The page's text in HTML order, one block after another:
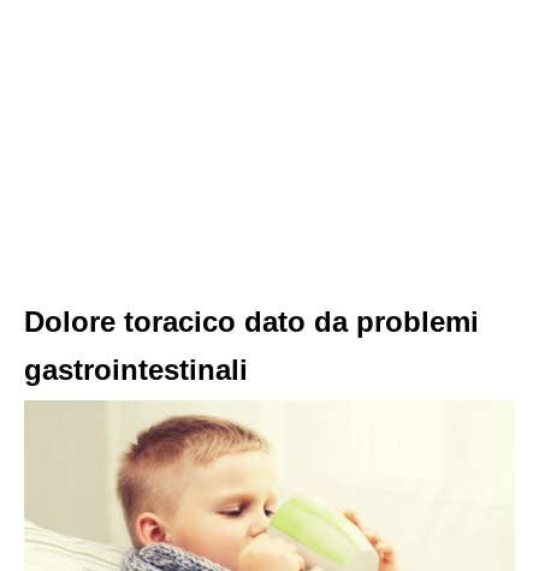
Dolore toracico dato da problemi
gastrointestinali